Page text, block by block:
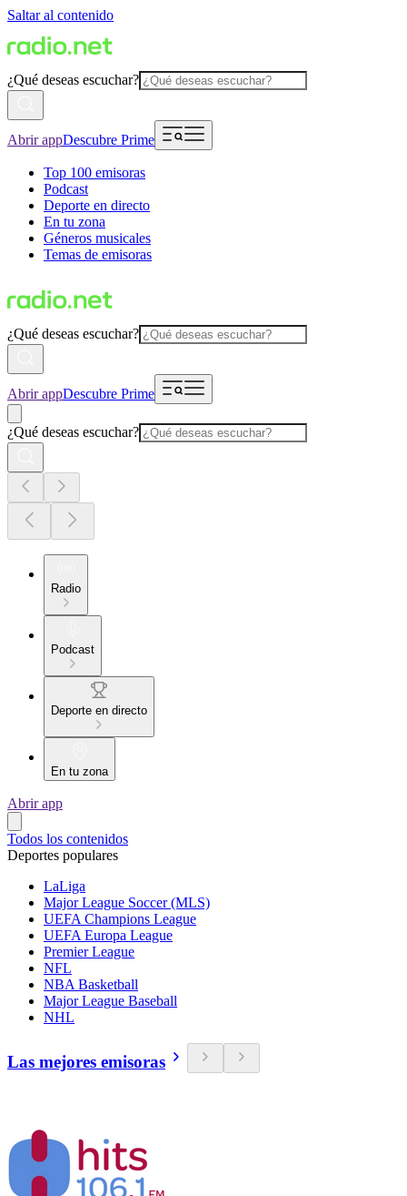
Saltar al contenido
¿Qué deseas escuchar?
Abrir appDescubre Prime
Top 100 emisoras
Podcast
Deporte en directo
En tu zona
Géneros musicales
Temas de emisoras
¿Qué deseas escuchar?
Abrir appDescubre Prime
¿Qué deseas escuchar?
Radio
Podcast
Deporte en directo
En tu zona
Abrir app
Todos los contenidos
Deportes populares
LaLiga
Major League Soccer (MLS)
UEFA Champions League
UEFA Europa League
Premier League
NFL
NBA Basketball
Major League Baseball
NHL
Las mejores emisoras